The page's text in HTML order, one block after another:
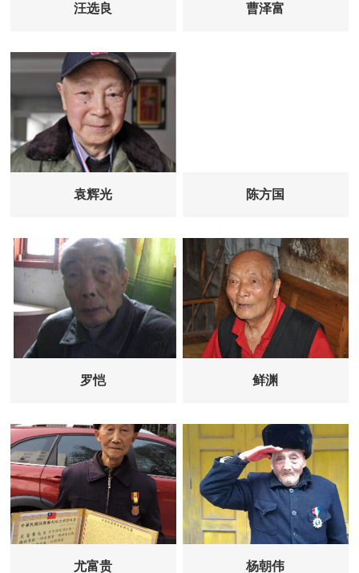
汪选良 曹泽富
袁辉光 陈方国
罗恺 鲜渊
尤富贵 杨朝伟